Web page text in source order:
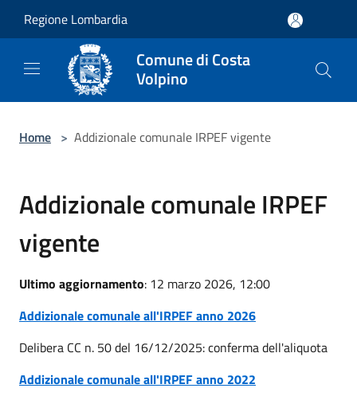
Regione Lombardia
Comune di Costa
Volpino
Home > Addizionale comunale IRPEF vigente
Addizionale comunale IRPEF
vigente
Ultimo aggiornamento: 12 marzo 2026, 12:00
Addizionale comunale all'IRPEF anno 2026
Delibera CC n. 50 del 16/12/2025: conferma dell'aliquota
Addizionale comunale all'IRPEF anno 2022